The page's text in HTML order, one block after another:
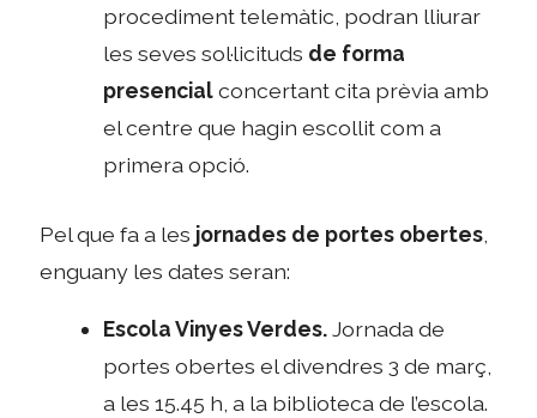
procediment telemàtic, podran lliurar
les seves sol·licituds de forma
presencialconcertant cita prèvia amb
el centre que hagin escollit com a
primera opció.
Pel que fa a les jornades de portes obertes
enguany les dates seran:
Escola Vinyes Verdes.Jornada de
portes obertes el divendres 3 de març,
a les 15.45 h, a la biblioteca de l’escola.